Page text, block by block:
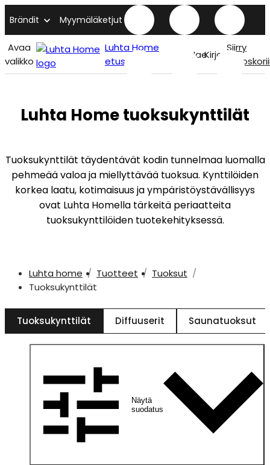
Brändit Myymäläketjut
Avaa
valikko
Luhta Home
etusivu
HaeKirjaudu
Siirry
Luhta Home tuoksukynttilät
Tuoksukynttilät täydentävät kodin tunnelmaa luomalla
pehmeää valoa ja miellyttävää tuoksua. Kynttilöiden
korkea laatu, kotimaisuus ja ympäristöystävällisyys
ovat Luhta Homella tärkeitä periaatteita
tuoksukynttilöiden tuotekehityksessä.
Luhta home Tuotteet
Tuoksut
Tuoksukynttilät
Tuoksukynttilät Diffuuserit Saunatuoksut
Näytä
suodatus